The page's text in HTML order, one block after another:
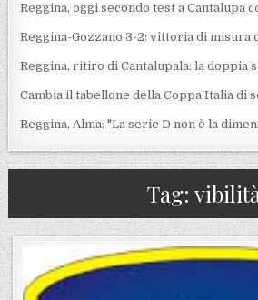
Reggina, oggi secondo test a Cantalupa
Reggina-Gozzano 3-2: vittoria di misura
Reggina, ritiro di Cantalupala: la doppia
Cambia il tabellone della Coppa Italia di
Reggina, Alma: "La serie D non è la
Tag: vibilità